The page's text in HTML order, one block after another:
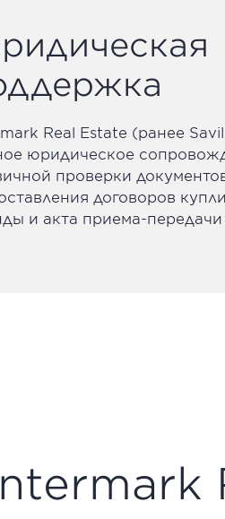
Real Estate (ранее
юридическое
проверки
договоров
и акта приема-передачи